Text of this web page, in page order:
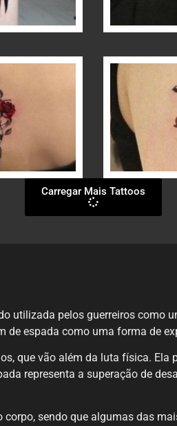
Carregar Mais Tattoos
utilizada pelos guerreiros como
espada como uma forma de
que vão além da luta física. Ela
representa a superação de
sendo que algumas das